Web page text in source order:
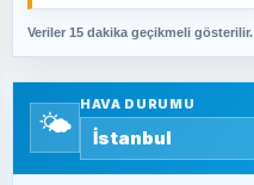
SAVAŞ ŞAHİN
SEYFULLAH
Veriler 15 dakika geçikmeli gösterilir.
🌤️
HAVA DURUMU